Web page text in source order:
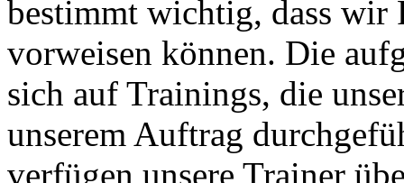
bestimmt wichtig, dass wir
vorweisen können. Die
sich auf Trainings, die
unserem Auftrag
verfügen unsere Trainer